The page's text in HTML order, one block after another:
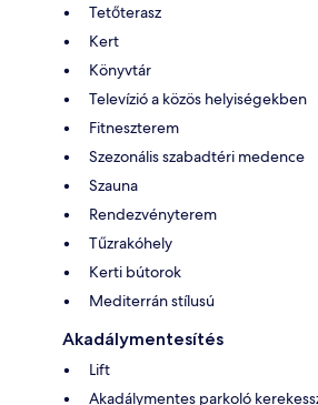
Tetőterasz
Kert
Könyvtár
Televízió a közös helyiségekben
Fitneszterem
Szezonális szabadtéri medence
Szauna
Rendezvényterem
Tűzrakóhely
Kerti bútorok
Mediterrán stílusú
Akadálymentesítés
Lift
Akadálymentes parkoló